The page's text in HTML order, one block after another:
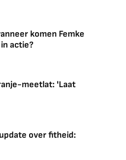
4K
komen Femke
actie?
meetlat: 'Laat
over fitheid: